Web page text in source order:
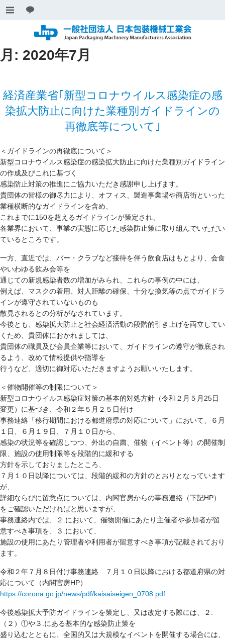
月: 2020年7月
経済産業省｢新型コロナウイルス感染症の感
染拡大防止に向けた業種別ガイドラインの
再徹底等について｣
＜ガイドラインの再徹底について＞
新型コロナウイルス感染症の感染拡大防止に向けた業種別ガイドライン
の作成及びこれに基づく
感染防止対策の推進にご協力いただき感謝申し上げます。
貴団体の皆様の御尽力により、オフィス、製造事業場や商店街といった
業種横断的なガイドラインを含め、
これまでに150を超えるガイドラインが策定され、
各業界において、事業の実態に応じた感染防止策に取り組んでいただい
ているところです。
一方、直近では、バー・クラブなど接待を伴う飲食店はもとより、会食
やいわゆる飲み会等を
通じての新規感染者数の増加がみられ、これらの事例の中には、
例えば、マスクの着用、対人距離の確保、十分な換気等の点でガイドラ
インが遵守されていないものも
散見されるとの分析がなされています。
今後とも、感染拡大防止と社会経済活動の段階的引き上げを両立してい
くため、貴団体におかれましては、
貴団体の職員及び会員企業等において、ガイドラインの遵守が徹底され
るよう、改めて情報提供や指導を
行うなど、適切に御対応いただきますようお願いいたします。
＜催物開催等の制限について＞
新型コロナウイルス感染症対策の基本的対処方針（令和２月５月25日
変更）に基づき、令和２年５月２５日付け
事務連絡「移行期間における都道府県の対応について」において、６月
１日、６月１９日、７月１０日から、
感染の状況等を確認しつつ、外出の自粛、催物（イベント等）の開催制
限、施設の使用制限等を段階的に緩和する
方針を示しておりましたところ、
７月１０日以降については、段階的緩和の方針のとおりとなっています
が、
詳細ならびに留意点については、内閣官房からの事務連絡（下記HP）
をご確認いただければと思いますが、
事務連絡内では、２.において、催物開催にあたり主催者や参加者が留
意すべき事項を、３.において、
施設の使用にあたり管理者や利用者が留意すべき事項が記載されており
ます。
令和２年７月８日付け事務連絡 ７月１０日以降における都道府県の対
応について（内閣官房HP）
https://corona.go.jp/news/pdf/kaisaiseigen_0708.pdf
今後感染拡大予防ガイドラインを策定し、又は改定する際には、２.
（２）①や３.にある基本的な感染防止策を
盛り込むとともに、全国的又は大規模なイベントを開催する場合には、